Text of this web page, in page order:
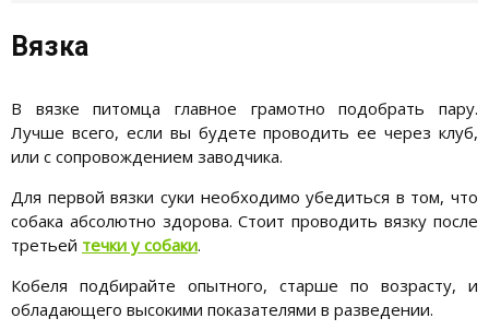
Вязка
В вязке питомца главное грамотно подобрать пару.
Лучше всего, если вы будете проводить ее через клуб,
или с сопровождением заводчика.
Для первой вязки суки необходимо убедиться в том, что
собака абсолютно здорова. Стоит проводить вязку после
третьей течки у собаки.
Кобеля подбирайте опытного, старше по возрасту, и
обладающего высокими показателями в разведении.